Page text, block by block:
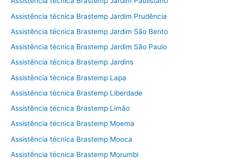
Assistência técnica Brastemp Jardim Prudência
Assistência técnica Brastemp Jardim São Bento
Assistência técnica Brastemp Jardim São Paulo
Assistência técnica Brastemp Jardins
Assistência técnica Brastemp Lapa
Assistência técnica Brastemp Liberdade
Assistência técnica Brastemp Limão
Assistência técnica Brastemp Moema
Assistência técnica Brastemp Mooca
Assistência técnica Brastemp Morumbi